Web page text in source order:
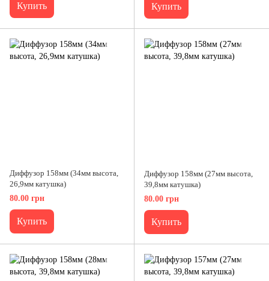
Купить Купить
Диффузор 158мм (34мм высота,
26,9мм катушка)
80.00 грн
Купить
Диффузор 158мм (27мм высота,
39,8мм катушка)
80.00 грн
Купить